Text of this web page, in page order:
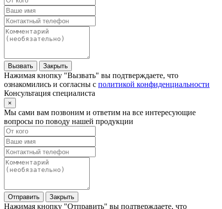
Вызвать Закрыть
Нажимая кнопку "Вызвать" вы подтверждаете, что
ознакомились и согласны с политикой конфиденциальности
Консультация специалиста
×
Мы сами вам позвоним и ответим на все интересующие
вопросы по поводу нашей продукции
Отправить Закрыть
Нажимая кнопку "Отправить" вы подтверждаете, что